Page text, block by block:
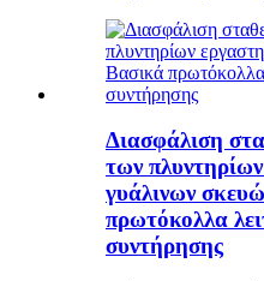
Διασφάλιση
των
γυάλινων
πρωτόκολλα
συντήρησης